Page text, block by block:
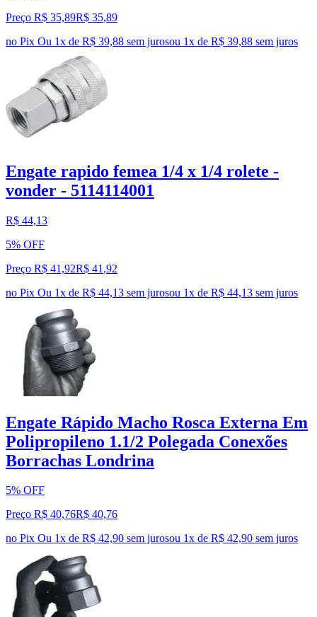
Preço R$ 35,89R$ 35,89
no Pix Ou 1x de R$ 39,88 sem jurosou 1x de R$ 39,88 sem juros
Engate rapido femea 1/4 x 1/4 rolete -
vonder - 5114114001
R$ 44,13
5% OFF
Preço R$ 41,92R$ 41 ,92
no Pix Ou 1x de R$ 44,13 sem jurosou 1x de R$ 44,13 sem juros
Engate Rápido Macho Rosca Externa Em
Polipropileno 1.1/2 Polegada Conexões
Borrachas Londrina
5% OFF
Preço R$ 40,76R$ 40,76
no Pix Ou 1x de R$ 42,90 sem jurosou 1x de R$ 42,90 sem juros